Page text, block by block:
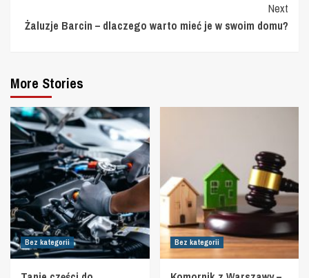
Next
Żaluzje Barcin – dlaczego warto mieć je w swoim domu?
More Stories
Bez kategorii Bez kategorii